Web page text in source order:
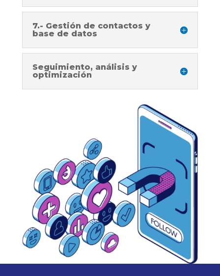
7.- Gestión de contactos y
base de datos
Seguimiento, análisis y
optimización